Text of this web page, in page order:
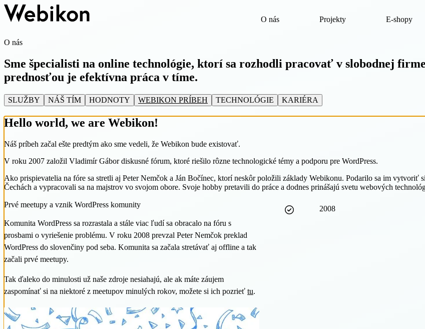
O nás Projekty E-shopy
O nás
Sme špecialisti na online technológie, ktorí sa rozhodli pracovať v slobodnej firme
prednosťou je efektívna práca v tíme.
SLUŽBY NÁŠ TÍM HODNOTY WEBIKON PRÍBEH TECHNOLÓGIE KARIÉRA
Hello world, we are Webikon!
Náš príbeh začal ešte predtým ako sme vedeli, že Webikon bude existovať.
V roku 2007 založil Vladimír Gábor diskusné fórum, ktoré riešilo rôzne technologické témy a podporu pre WordPress.
Ako prispievatelia na fóre sa stretli aj Peter Nemčok a Ján Bočínec, ktorí neskôr položili základy Webikonu. Podarilo sa im vytvoriť
Čechách a vypracovali sa na majstrov vo svojom obore. Svoje hobby pretavili do práce a dodnes prinášajú svetu webových
2008
Prvé meetupy a vznik WordPress komunity
Komunita WordPress sa rozrastala a stále viac ľudí sa obracalo na fóru s
prosbami o vyriešenie problému. V roku 2008 prevzal Peter Nemčok preklad
WordPress do slovenčiny pod seba. Komunita sa začala stretávať aj offline a tak
začali prvé meetupy.
Tak ďaleko do minulosti už naše zdroje nesiahajú, ale ak máte záujem
zaspomínať si na niektoré z meetupov minulých rokov, možete si ich pozrieť tu.